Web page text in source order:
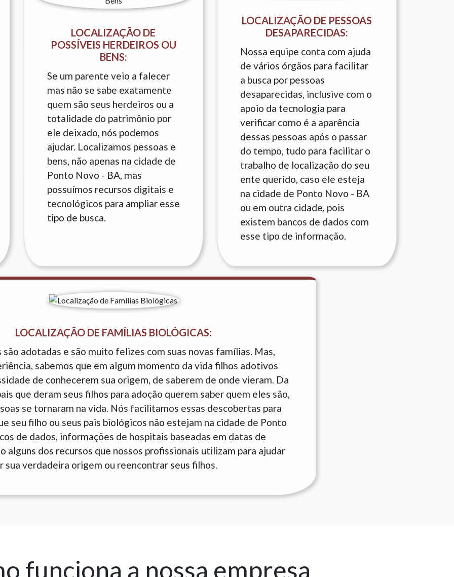
LOCALIZAÇÃO DE
POSSÍVEIS HERDEIROS OU
BENS:
Se um parente veio a falecer
mas não se sabe exatamente
quem são seus herdeiros ou a
totalidade do patrimônio por
ele deixado, nós podemos
ajudar. Localizamos pessoas e
bens, não apenas na cidade de
Ponto Novo - BA, mas
possuímos recursos digitais e
tecnológicos para ampliar esse
tipo de busca.
LOCALIZAÇÃO DE PESSOAS
DESAPARECIDAS:
Nossa equipe conta com ajuda
de vários órgãos para facilitar
a busca por pessoas
desaparecidas, inclusive com o
apoio da tecnologia para
verificar como é a aparência
dessas pessoas após o passar
do tempo, tudo para facilitar o
trabalho de localização do seu
ente querido, caso ele esteja
na cidade de Ponto Novo - BA
ou em outra cidade, pois
existem bancos de dados com
esse tipo de informação.
LOCALIZAÇÃO DE FAMÍLIAS BIOLÓGICAS:
adotadas e são muito felizes com suas novas famílias. Mas,
sabemos que em algum momento da vida filhos adotivos
de conhecerem sua origem, de saberem de onde vieram. Da
que deram seus filhos para adoção querem saber quem eles são,
se tornaram na vida. Nós facilitamos essas descobertas para
seu filho ou seus pais biológicos não estejam na cidade de Ponto
de dados, informações de hospitais baseadas em datas de
alguns dos recursos que nossos profissionais utilizam para ajudar
sua verdadeira origem ou reencontrar seus filhos.
funciona a nossa empresa